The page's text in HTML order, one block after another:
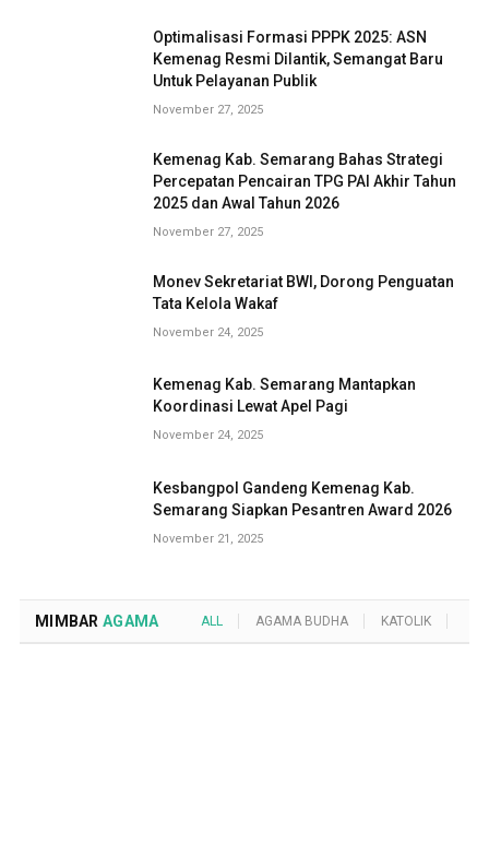
Optimalisasi Formasi PPPK 2025: ASN
Kemenag Resmi Dilantik, Semangat Baru
Untuk Pelayanan Publik
November 27, 2025
Kemenag Kab. Semarang Bahas Strategi
Percepatan Pencairan TPG PAI Akhir Tahun
2025 dan Awal Tahun 2026
November 27, 2025
Monev Sekretariat BWI, Dorong Penguatan
Tata Kelola Wakaf
November 24, 2025
Kemenag Kab. Semarang Mantapkan
Koordinasi Lewat Apel Pagi
November 24, 2025
Kesbangpol Gandeng Kemenag Kab.
Semarang Siapkan Pesantren Award 2026
November 21, 2025
MIMBAR AGAMA ALL AGAMA BUDHA KATOLIK